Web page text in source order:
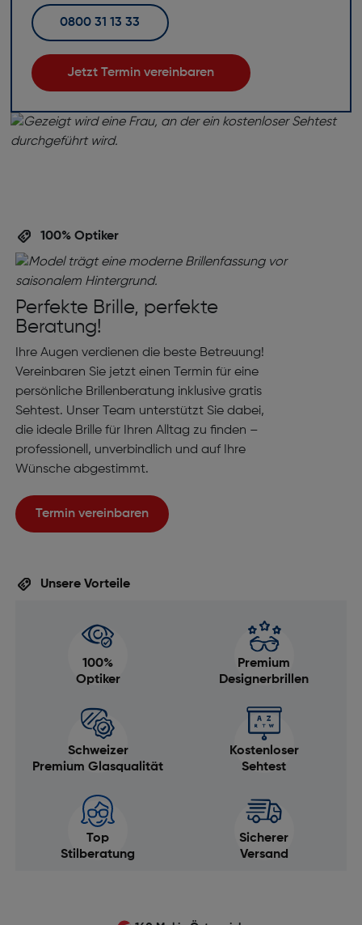
0800 31 13 33
Jetzt Termin vereinbaren
100% Optiker
Perfekte Brille, perfekte
Beratung!
Ihre Augen verdienen die beste Betreuung!
Vereinbaren Sie jetzt einen Termin für eine
persönliche Brillenberatung inklusive gratis
Sehtest. Unser Team unterstützt Sie dabei,
die ideale Brille für Ihren Alltag zu finden –
professionell, unverbindlich und auf Ihre
Wünsche abgestimmt.
Termin vereinbaren
Unsere Vorteile
100%
Optiker
Premium
Designerbrillen
Schweizer
Premium Glasqualität
Kostenloser
Sehtest
Top
Stilberatung
Sicherer
Versand